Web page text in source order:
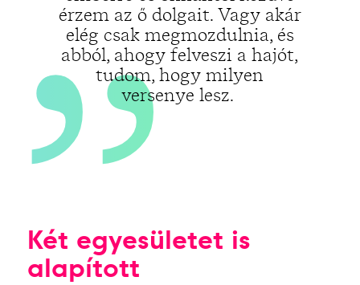
érzem az ő dolgait. Vagy akár
elég csak megmozdulnia, és
abból, ahogy felveszi a hajót,
tudom, hogy milyen
versenye lesz.
Két egyesületet is
alapított